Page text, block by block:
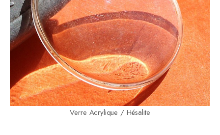
Verre Acrylique / Hésalite